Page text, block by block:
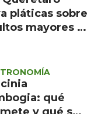
pláticas sobre
mayores a
qué